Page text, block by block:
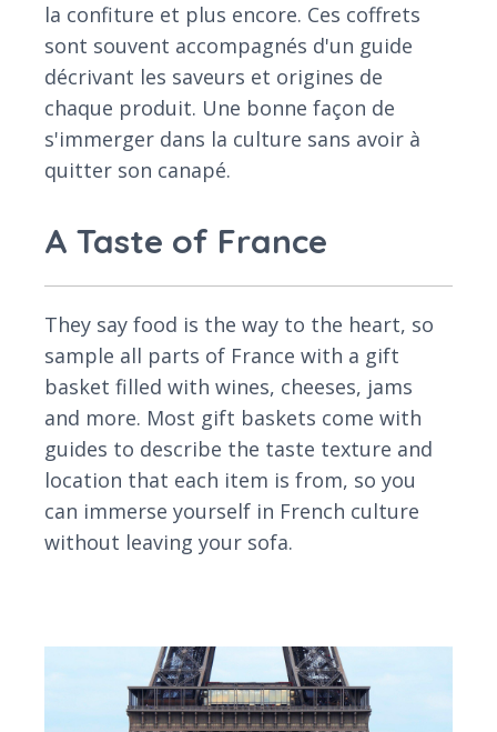
la confiture et plus encore. Ces coffrets
sont souvent accompagnés d'un guide
décrivant les saveurs et origines de
chaque produit. Une bonne façon de
s'immerger dans la culture sans avoir à
quitter son canapé.
A Taste of France
They say food is the way to the heart, so
sample all parts of France with a gift
basket filled with wines, cheeses, jams
and more. Most gift baskets come with
guides to describe the taste texture and
location that each item is from, so you
can immerse yourself in French culture
without leaving your sofa.